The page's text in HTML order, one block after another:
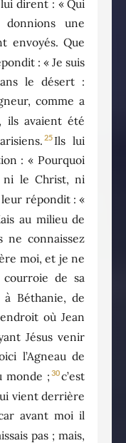
dirent : « Qui
une
envoyés. Que
: « Je suis
le désert :
comme a
ils avaient été
25 Ils lui
: « Pourquoi
ni le Christ, ni
leur répondit : «
au milieu de
ne connaissez
moi, et je ne
de sa
à Béthanie, de
où Jean
Jésus venir
l’Agneau de
monde ; 30c’est
vient derrière
avant moi il
pas ; mais,